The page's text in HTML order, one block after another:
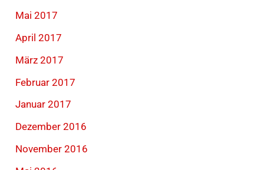
Mai 2017
April 2017
März 2017
Februar 2017
Januar 2017
Dezember 2016
November 2016